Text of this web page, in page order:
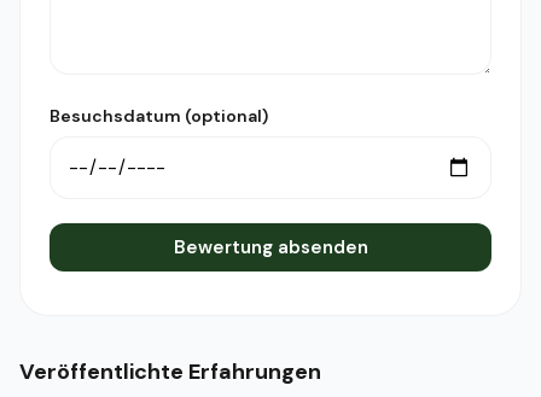
Besuchsdatum (optional)
Bewertung absenden
Veröffentlichte Erfahrungen